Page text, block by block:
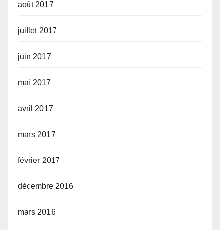
août 2017
juillet 2017
juin 2017
mai 2017
avril 2017
mars 2017
février 2017
décembre 2016
mars 2016